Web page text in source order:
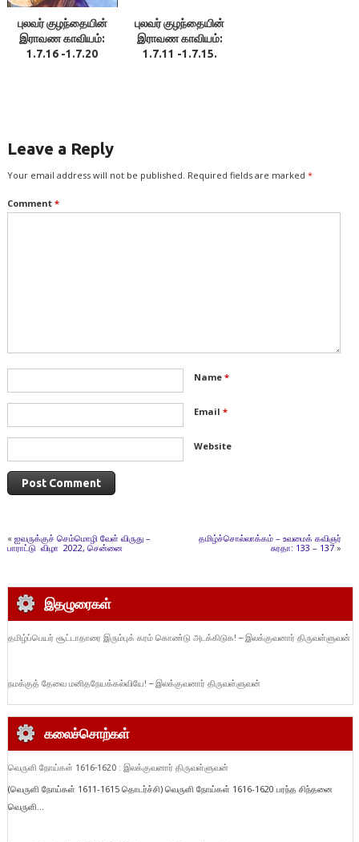
புலவர் குழந்தையின்
இராவண காவியம்:
1.7.16 -1.7.20
புலவர் குழந்தையின்
இராவண காவியம்:
1.7.11 -1.7.15.
Leave a Reply
Your email address will not be published. Required fields are marked *
Comment *
Name *
Email *
Website
« ஐவருக்குச் செம்மொழி வேள் விருது –
பாராட்டு விழா 2022, சென்னை
தமிழ்ச்சொல்லாக்கம் – உவமைக் கவிஞர்
சுரதா: 133 – 137»
இதழுரைகள்
தமிழ்ப்பெயர் சூட்டாதாரை இரும்புக் கரம் கொண்டு அடக்கிடுக! – இலக்குவனார் திருவள்ளுவன்
நமக்குத் தேவை மனிதநேயக்கல்வியே! – இலக்குவனார் திருவள்ளுவன்
கலைச்சொற்கள்
வெருளி நோய்கள் 1616-1620 : இலக்குவனார் திருவள்ளுவன்
(வெருளி நோய்கள் 1611-1615 தொடர்ச்சி) வெருளி நோய்கள் 1616-1620 பரந்த சிந்தனை
வெருளி...